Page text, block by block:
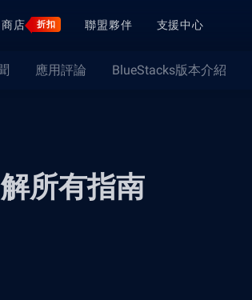
商店 折扣 聯盟夥伴 支援中心
應用評論 BlueStacks版本介紹
所有指南